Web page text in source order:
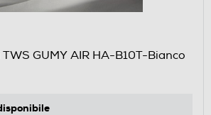
GUMY AIR HA-B10T-Bianco